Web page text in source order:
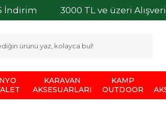
3000 TL ve üzeri
KARAVAN
AKSESUARLARI
KAMP
OUTDOOR